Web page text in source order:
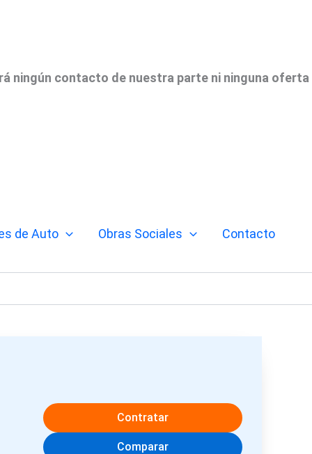
ningún contacto de nuestra parte ni ninguna oferta
de Auto Obras Sociales Contacto
Contratar
Comparar